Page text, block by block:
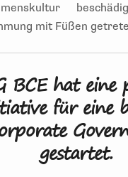
mit Füßen
BCE hat eine
für eine
gestartet.